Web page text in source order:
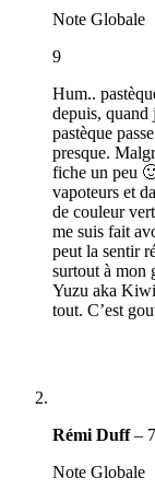
Note Globale
9
Hum..
depuis, quand
pastèque
presque.
fiche un peu
vapoteurs et
de couleur
me suis fait
peut la sentir
surtout à mon
Yuzu aka
tout. C’est
Rémi Duff–
Note Globale